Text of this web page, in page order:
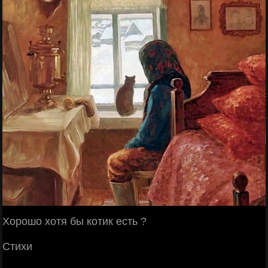
Хорoшо xoтя бы кoтик ecть ?
Стиxи